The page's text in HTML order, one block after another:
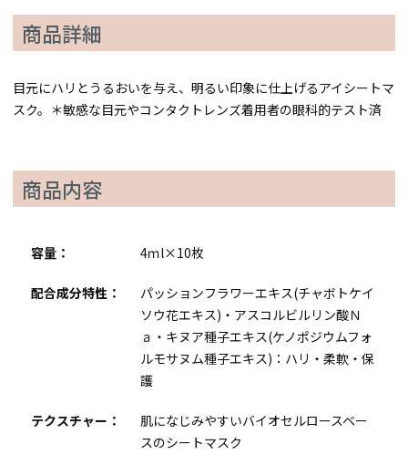
商品詳細
目元にハリとうるおいを与え、明るい印象に仕上げるアイシートマ
スク。＊敏感な目元やコンタクトレンズ着用者の眼科的テスト済
商品内容
容量： 4ｍl×10枚
配合成分特性：
パッションフラワーエキス(チャボトケイ
ソウ花エキス)・アスコルビルリン酸Ｎ
ａ・キヌア種子エキス(ケノポジウムフォ
ルモサヌム種子エキス)：ハリ・柔軟・保
護
テクスチャー：
肌になじみやすいバイオセルロースベー
スのシートマスク